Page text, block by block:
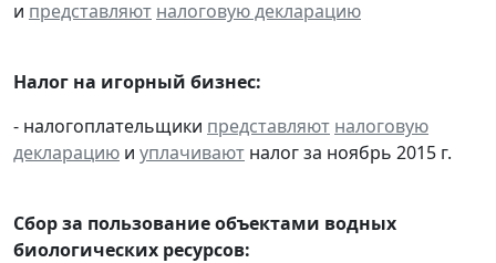
и представляют налоговую декларацию
Налог на игорный бизнес:
- налогоплательщики представляют налоговую
декларацию и уплачивают налог за ноябрь 2015 г.
Сбор за пользование объектами водных
биологических ресурсов: